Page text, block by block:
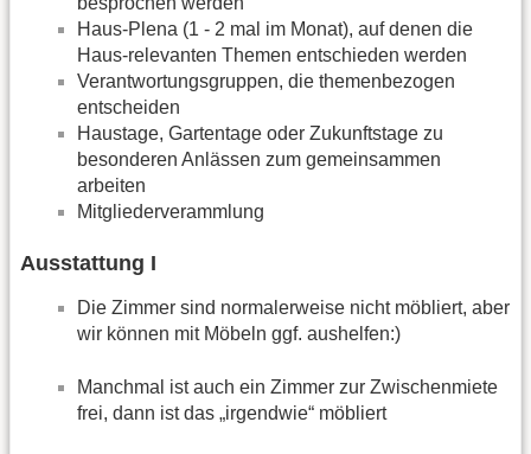
Haus-Plena (1 - 2 mal im Monat), auf denen die
Haus-relevanten Themen entschieden werden
Verantwortungsgruppen, die themenbezogen
entscheiden
Haustage, Gartentage oder Zukunftstage zu
besonderen Anlässen zum gemeinsammen
arbeiten
Mitgliederverammlung
Ausstattung I
Die Zimmer sind normalerweise nicht möbliert, aber
wir können mit Möbeln ggf. aushelfen:)
Manchmal ist auch ein Zimmer zur Zwischenmiete
frei, dann ist das „irgendwie“ möbliert